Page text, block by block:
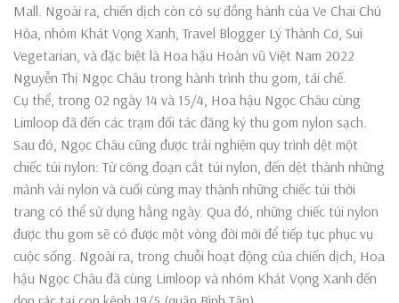
Mall. Ngoài ra, chiến dịch còn có sự đồng hành của Ve Chai Chú
Hỏa, nhóm Khát Vọng Xanh, Travel Blogger Lý Thành Cơ, Sui
Vegetarian, và đặc biệt là Hoa hậu Hoàn vũ Việt Nam 2022
Nguyễn Thị Ngọc Châu trong hành trình thu gom, tái chế.
Cụ thể, trong 02 ngày 14 và 15/4, Hoa hậu Ngọc Châu cùng
Limloop đã đến các trạm đối tác đăng ký thu gom nylon sạch.
Sau đó, Ngọc Châu cũng được trải nghiệm quy trình dệt một
chiếc túi nylon: Từ công đoạn cắt túi nylon, đến dệt thành những
mảnh vải nylon và cuối cùng may thành những chiếc túi thời
trang có thể sử dụng hằng ngày. Qua đó, những chiếc túi nylon
được thu gom sẽ có được một vòng đời mới để tiếp tục phục vụ
cuộc sống. Ngoài ra, trong chuỗi hoạt động của chiến dịch, Hoa
hậu Ngọc Châu đã cùng Limloop và nhóm Khát Vọng Xanh đến